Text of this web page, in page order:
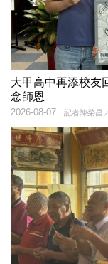
大甲高中再添校
念師恩
記者陳榮昌
2026-08-07